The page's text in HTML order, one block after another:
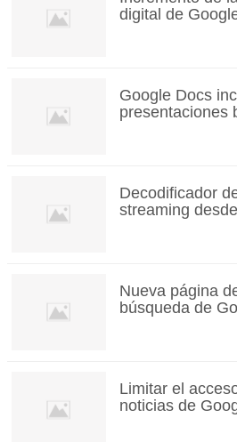
digital de
Google Docs
presentaciones
Decodificador
streaming
Nueva página
búsqueda de
Limitar el
noticias de